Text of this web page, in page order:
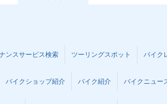
ンスサービス検索 ツーリングスポット バイク
バイクショップ紹介 バイク紹介 バイクニュー